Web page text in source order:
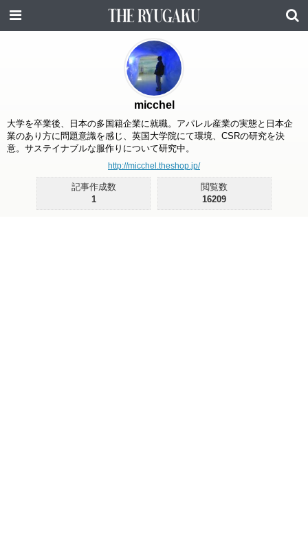
micchel
大学を卒業後、日本の多国籍企業に就職。アパレル産業の実態と日本企
業のあり方に問題意識を感じ、英国大学院にて環境、CSRの研究を決
意。サステイナブルな服作りについて研究中。
http://micchel.theshop.jp/
記事作成数
1
閲覧数
16209